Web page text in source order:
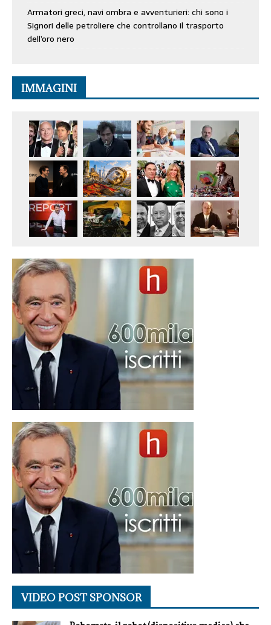
Armatori greci, navi ombra e avventurieri: chi sono i
Signori delle petroliere che controllano il trasporto
dell’oro nero
IMMAGINI
VIDEO POST SPONSOR